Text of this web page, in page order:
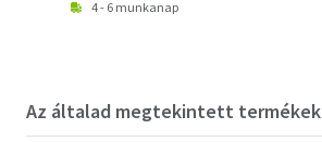
4 - 6 munkanap
Az általad megtekintett termékek